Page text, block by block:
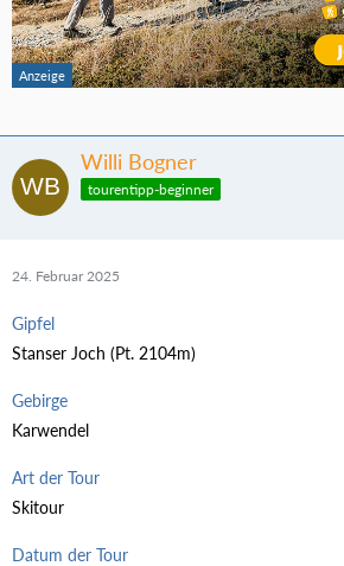
Willi Bogner
tourentipp-beginner
24. Februar 2025
Gipfel
Stanser Joch (Pt. 2104m)
Gebirge
Karwendel
Art der Tour
Skitour
Datum der Tour